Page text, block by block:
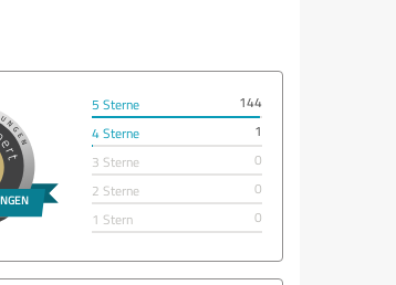
5 Sterne
144
4 Sterne
1
3 Sterne
0
2 Sterne
0
1 Stern
0